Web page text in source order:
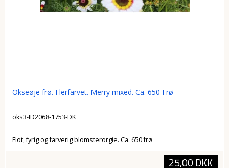
Okseøje frø. Flerfarvet. Merry mixed. Ca. 650 Frø
oks3-ID2068-1753-DK
Flot, fyrig og farverig blomsterorgie. Ca. 650 frø
25,00 DKK